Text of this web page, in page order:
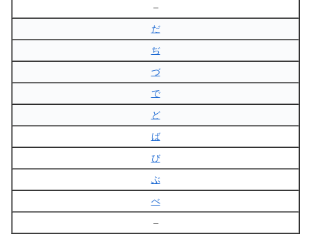
–
だ
ぢ
づ
で
ど
ば
び
ぶ
べ
–